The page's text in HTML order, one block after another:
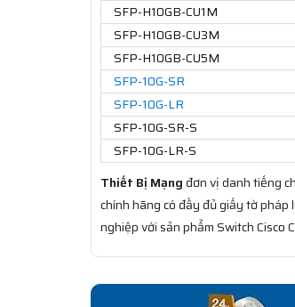
SFP-H10GB-CU1M
SFP-H10GB-CU3M
SFP-H10GB-CU5M
SFP-10G-SR
SFP-10G-LR
SFP-10G-SR-S
SFP-10G-LR-S
Thiết Bị Mạng đơn vị danh tiếng
chính hãng có đầy đủ giấy tờ pháp
nghiệp với sản phẩm Switch Cisco